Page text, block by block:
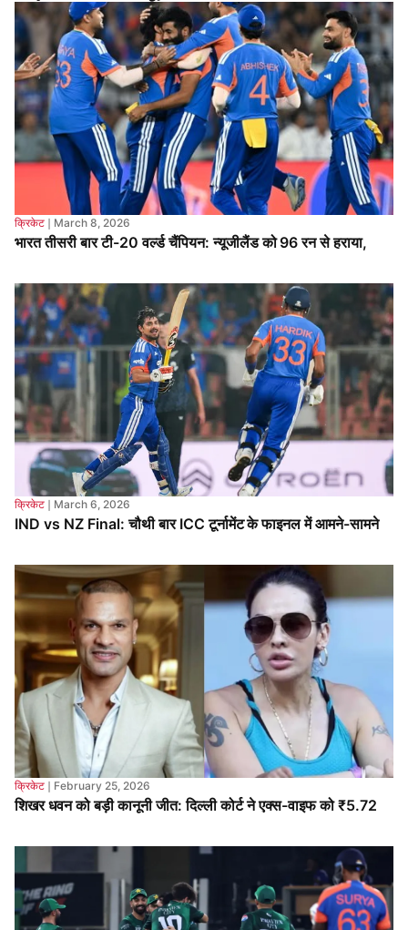
क्रिकेट ❘ March 8, 2026
भारत तीसरी बार टी-20 वर्ल्ड चैंपियन: न्यूजीलैंड को 96 रन से हराया,
क्रिकेट❘ March 6, 2026
IND vs NZ Final: चौथी बार ICC टूर्नामेंट के फाइनल में आमने-सामने
क्रिकेट❘February 25, 2026
शिखर धवन को बड़ी कानूनी जीत: दिल्ली कोर्ट ने एक्स-वाइफ को ₹5.72